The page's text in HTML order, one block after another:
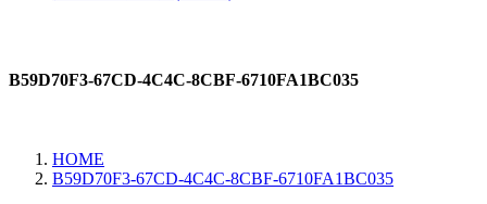
B59D70F3-67CD-4C4C-8CBF-6710FA1BC035
HOME
B59D70F3-67CD-4C4C-8CBF-6710FA1BC035